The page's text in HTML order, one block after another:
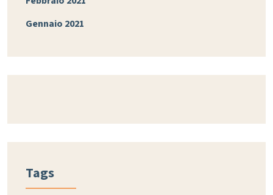
Gennaio 2021
Tags